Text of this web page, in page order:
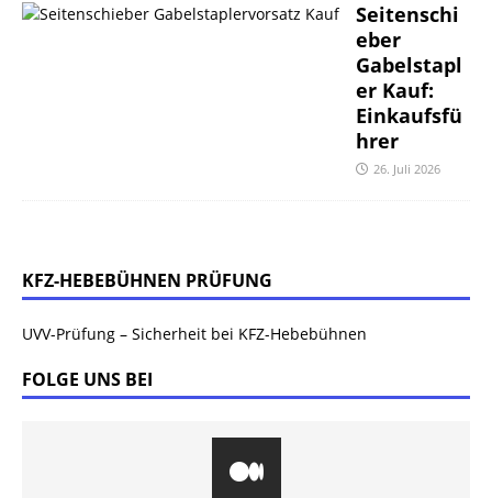
Seitenschi
eber
Gabelstapl
er Kauf:
Einkaufsfü
hrer
26. Juli 2026
KFZ-HEBEBÜHNEN PRÜFUNG
UVV-Prüfung – Sicherheit bei KFZ-Hebebühnen
FOLGE UNS BEI